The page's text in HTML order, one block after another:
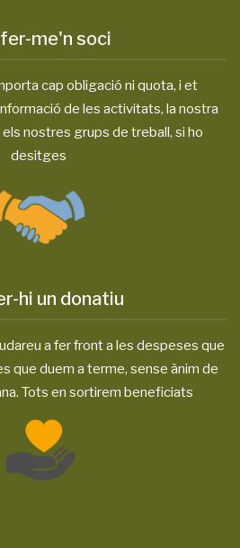
me'n soci
cap obligació ni quota, i et
de les activitats, la nostra
nostres grups de treball, si ho
desitges
hi un donatiu
a fer front a les despeses que
que duem a terme, sense ànim de
Tots en sortirem beneficiats